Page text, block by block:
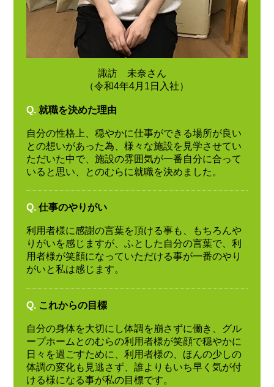
諏訪 未奈さん
（令和4年4月1日入社）
Q. 就職を決めた理由
自分の性格上、穏やかに仕事ができる場所が良い
との想いがあった為、様々な施設を見学させてい
ただいた中で、施設の雰囲気が一番自分に合って
いると思い、とのむらに就職を決めました。
Q. 仕事のやりがい
利用者様に感謝の言葉を頂ける事も、もちろんや
りがいを感じますが、ふとした自分の言葉で、利
用者様が笑顔になっていただける事が一番のやり
がいと私は感じます。
Q. これからの目標
自分の身体を大切にし体調を崩さずに働き、グル
ープホームとのむらの利用者様が笑顔で穏やかに
日々を過ごすために、利用者様の、ほんの少しの
体調の変化も見逃さず、誰よりもいち早く気が付
ける様になる事が私の目標です。